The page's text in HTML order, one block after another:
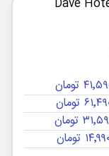
تومان
تومان
تومان
تومان